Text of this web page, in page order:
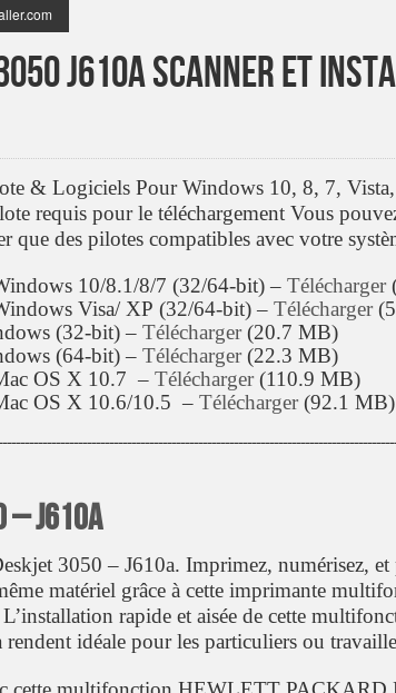
J610a Scanner Et
& Logiciels Pour Windows 10, 8, 7,
requis pour le téléchargement Vous
que des pilotes compatibles avec votre
10/8.1/8/7 (32/64-bit) – Télécharger
Visa/ XP (32/64-bit) – Télécharger
(32-bit) – Télécharger(20.7 MB)
(64-bit) – Télécharger(22.3 MB)
OS X 10.7 – Télécharger(110.9 MB)
OS X 10.6/10.5 – Télécharger(92.1 MB)
– J610a
3050 – J610a. Imprimez, numérisez,
matériel grâce à cette imprimante
rapide et aisée de cette
rendent idéale pour les particuliers ou